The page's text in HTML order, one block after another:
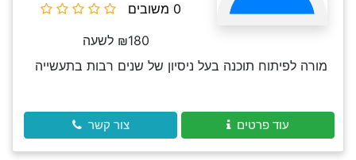
0 משובים
₪180 לשעה
מורה לפיתוח תוכנה בעל ניסיון של שנים רבות בתעשייה
עוד פרטים צור קשר